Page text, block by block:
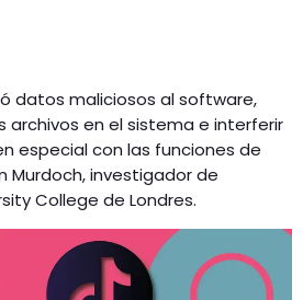
datos maliciosos al software,
archivos en el sistema e interferir
especial con las funciones de
Murdoch, investigador de
College de Londres.